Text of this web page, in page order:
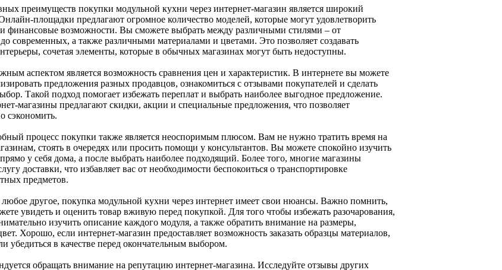
преимуществ покупки модульной кухни через интернет-магазин является широкий
площадки предлагают огромное количество моделей, которые могут удовлетворить
финансовые возможности. Вы сможете выбрать между различными стилями – от
современных, а также различными материалами и цветами. Это позволяет создавать
сочетая элементы, которые в обычных магазинах могут быть недоступны.
аспектом является возможность сравнения цен и характеристик. В интернете вы можете
предложения разных продавцов, ознакомиться с отзывами покупателей и сделать
Такой подход помогает избежать переплат и выбрать наиболее выгодное предложение.
магазины предлагают скидки, акции и специальные предложения, что позволяет
сэкономить.
процесс покупки также является неоспоримым плюсом. Вам не нужно тратить время на
стоять в очередях или просить помощи у консультантов. Вы можете спокойно изучить
у себя дома, а после выбрать наиболее подходящий. Более того, многие магазины
доставки, что избавляет вас от необходимости беспокоиться о транспортировке
предметов.
другое, покупка модульной кухни через интернет имеет свои нюансы. Важно помнить,
увидеть и оценить товар вживую перед покупкой. Для того чтобы избежать разочарования,
изучить описание каждого модуля, а также обратить внимание на размеры,
Хорошо, если интернет-магазин предоставляет возможность заказать образцы материалов,
убедиться в качестве перед окончательным выбором.
обращать внимание на репутацию интернет-магазина. Исследуйте отзывы других